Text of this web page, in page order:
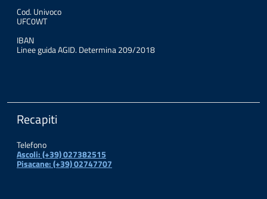
Cod. Univoco
UFC0WT
IBAN
Linee guida AGID. Determina 209/2018
Recapiti
Telefono
Ascoli: (+39) 027382515
Pisacane: (+39) 02747707